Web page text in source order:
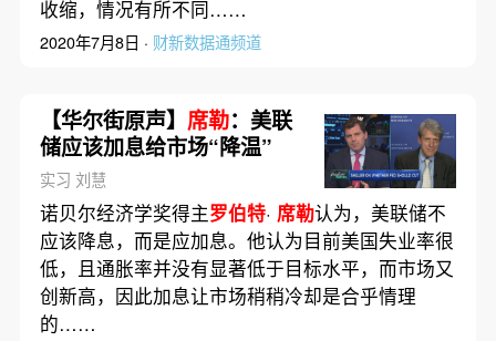
收缩，情况有所不同……
2020年7月8日 · 财新数据通频道
【华尔街原声】 席勒：美联
储应该加息给市场“降温”
实习 刘慧
诺贝尔经济学奖得主罗伯特· 席勒认为，美联储不
应该降息，而是应加息。他认为目前美国失业率很
低，且通胀率并没有显著低于目标水平，而市场又
创新高，因此加息让市场稍稍冷却是合乎情理
的……